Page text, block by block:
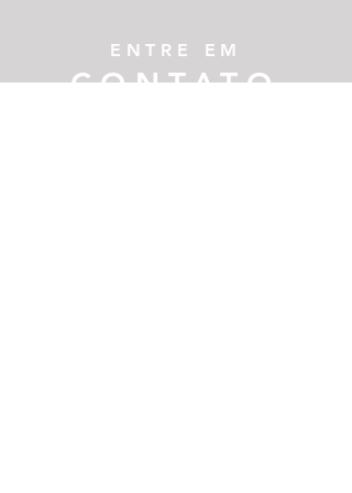
ENTRE EM
CONTATO